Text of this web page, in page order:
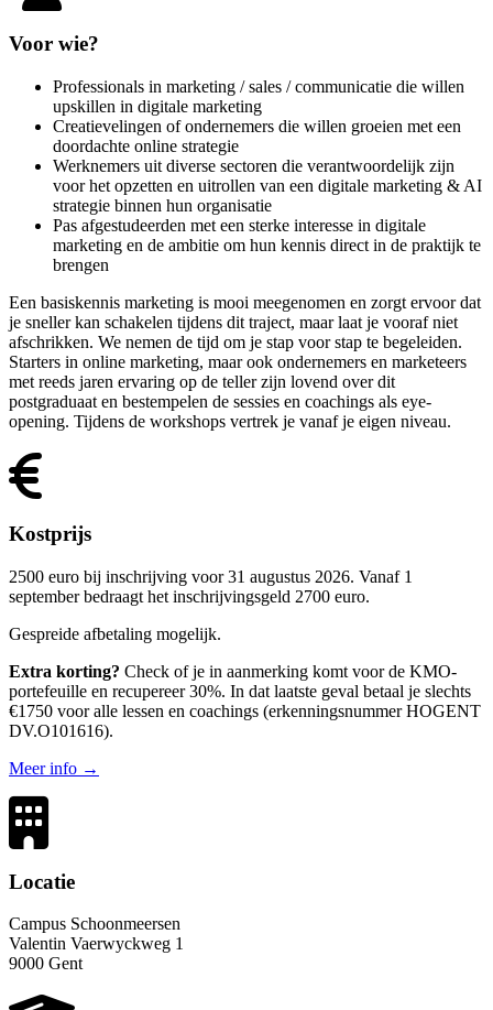
Voor wie?
Professionals in marketing / sales / communicatie die willen
upskillen in digitale marketing
Creatievelingen of ondernemers die willen groeien met een
doordachte online strategie
Werknemers uit diverse sectoren die verantwoordelijk zijn
voor het opzetten en uitrollen van een digitale marketing & AI
strategie binnen hun organisatie
Pas afgestudeerden met een sterke interesse in digitale
marketing en de ambitie om hun kennis direct in de praktijk te
brengen
Een basiskennis marketing is mooi meegenomen en zorgt ervoor dat
je sneller kan schakelen tijdens dit traject, maar laat je vooraf niet
afschrikken. We nemen de tijd om je stap voor stap te begeleiden.
Starters in online marketing, maar ook ondernemers en marketeers
met reeds jaren ervaring op de teller zijn lovend over dit
postgraduaat en bestempelen de sessies en coachings als eye-
opening. Tijdens de workshops vertrek je vanaf je eigen niveau.
Kostprijs
2500 euro bij inschrijving voor 31 augustus 2026. Vanaf 1
september bedraagt het inschrijvingsgeld 2700 euro.
Gespreide afbetaling mogelijk.
Extra korting? Check of je in aanmerking komt voor de KMO-
portefeuille en recupereer 30%. In dat laatste geval betaal je slechts
€1750 voor alle lessen en coachings (erkennings­nummer HOGENT
DV.O101616).
Meer info →
Locatie
Campus Schoonmeersen
Valentin Vaerwyckweg 1
9000 Gent